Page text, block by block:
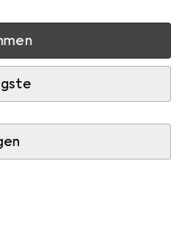
vom Kind aus den
Accessoire.
Accessoire